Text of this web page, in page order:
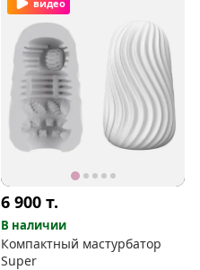
видео
6 900т.
В наличии
Компактный мастурбатор
Super